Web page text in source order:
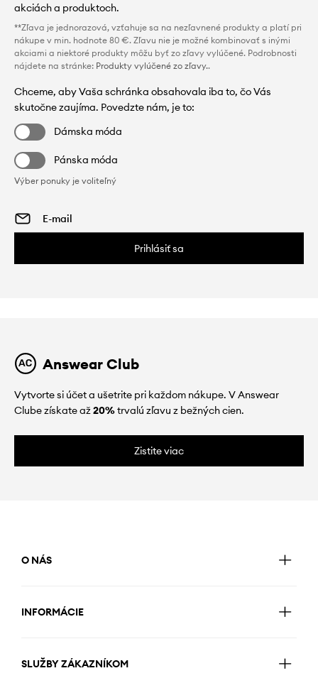
akciách a produktoch.
**Zľava je jednorazová, vzťahuje sa na nezľavnené produkty a platí pri
nákupe v min. hodnote 80 €. Zľavu nie je možné kombinovať s inými
akciami a niektoré produkty môžu byť zo zľavy vylúčené. Podrobnosti
nájdete na stránke: Produkty vylúčené zo zľavy..
Chceme, aby Vaša schránka obsahovala iba to, čo Vás
skutočne zaujíma. Povedzte nám, je to:
Dámska móda
Pánska móda
Výber ponuky je voliteľný
Prihlásiť sa
Answear Club
Vytvorte si účet a ušetrite pri každom nákupe. V Answear
Clube získate až20%trvalú zľavu z bežných cien.
Zistite viac
O NÁS
INFORMÁCIE
SLUŽBY ZÁKAZNÍKOM